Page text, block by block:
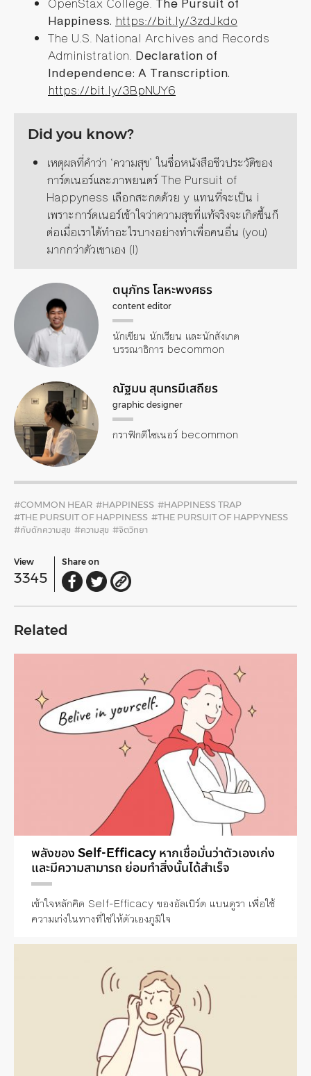
Happiness. https://bit.ly/3zdJkdo
The U.S. National Archives and Records
Administration. Declaration of
Independence: A Transcription.
https://bit.ly/3BpNUY6
Did you know?
เหตุผลที่คำว่า ‘ความสุข’ ในชื่อหนังสือชีวประวัติของ
การ์ดเนอร์และภาพยนตร์ The Pursuit of
Happyness เลือกสะกดด้วย y แทนที่จะเป็น i
เพราะการ์ดเนอร์เข้าใจว่าความสุขที่แท้จริงจะเกิดขึ้นก็
ต่อเมื่อเราได้ทำอะไรบางอย่างทำเพื่อคนอื่น (you)
มากกว่าตัวเขาเอง (I)
ตนุภัทร โลหะพงศธร
content editor
นักเขียน นักเรียน และนักสังเกต
บรรณาธิการ becommon
ณัฐมน สุนทรมีเสถียร
graphic designer
กราฟิกดีไซเนอร์ becommon
#COMMON HEAR #HAPPINESS #HAPPINESS TRAP
#THE PURSUIT OF HAPPINESS #THE PURSUIT OF HAPPYNESS
#กับดักความสุข #ความสุข #จิตวิทยา
View
3345
Share on
Related
พลังของ Self-Efficacy หากเชื่อมั่นว่าตัวเองเก่ง
และมีความสามารถ ย่อมทำสิ่งนั้นได้สำเร็จ
เข้าใจหลักคิด Self-Efficacy ของอัลเบิร์ต แบนดูรา เพื่อใช้
ความเก่งในทางที่ใช่ให้ตัวเองภูมิใจ